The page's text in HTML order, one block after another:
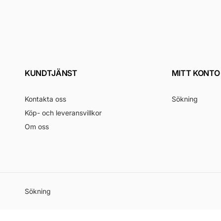
KUNDTJÄNST
Kontakta oss
Köp- och leveransvillkor
Om oss
MITT KONTO
Sökning
Sökning